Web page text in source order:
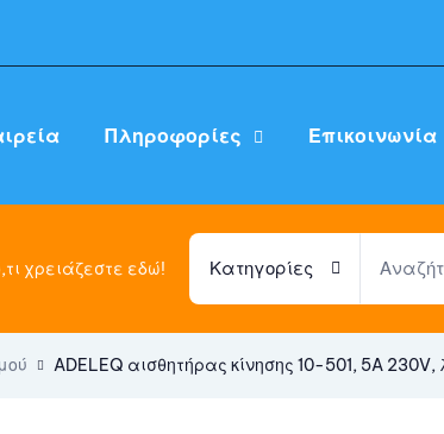
Πληροφορίες Επικοινωνία
χρειάζεστε εδώ! Κατηγορίες
ADELEQ αισθητήρας κίνησης 10-501, 5A 230V,